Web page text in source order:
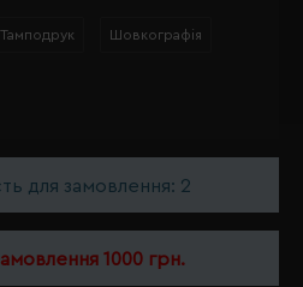
Тамподрук Шовкографія
для замовлення: 2
1000 грн.